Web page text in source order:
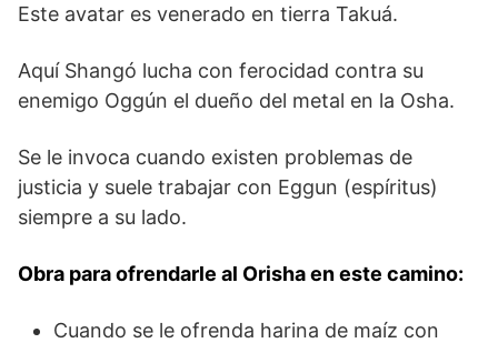
Este avatar es venerado en tierra Takuá.
Aquí Shangó lucha con ferocidad contra su
enemigo Oggún el dueño del metal en la Osha.
Se le invoca cuando existen problemas de
justicia y suele trabajar con Eggun (espíritus)
siempre a su lado.
Obra para ofrendarle al Orisha en este camino:
Cuando se le ofrenda harina de maíz con